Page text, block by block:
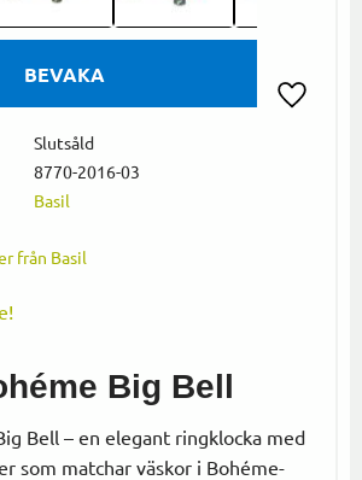
BEVAKA
Slutsåld
8770-2016-03
Basil
från Basil
Big Bell
Bell – en elegant ringklocka med
som matchar väskor i Bohéme-